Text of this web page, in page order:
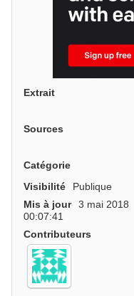
Extrait
Sources
Catégorie
Visibilité
Publique
Mis à jour
3 mai 2018
00:07:41
Contributeurs